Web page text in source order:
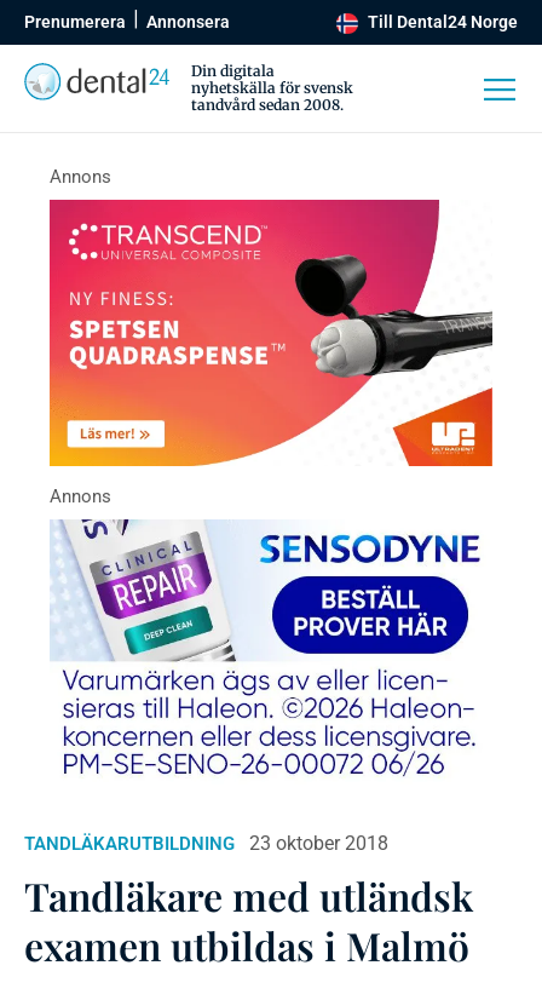
Prenumerera Annonsera Till Dental24 Norge
Din digitala
nyhetskälla för svensk
tandvård sedan 2008.
TANDLÄKARUTBILDNING 23 oktober 2018
Tandläkare med utländsk
examen utbildas i Malmö